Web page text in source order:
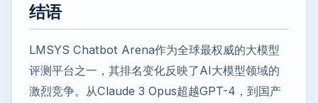
结语
LMSYS Chatbot Arena作为全球最权威的大模型
评测平台之一，其排名变化反映了AI大模型领域的
激烈竞争。从Claude 3 Opus超越GPT-4，到国产